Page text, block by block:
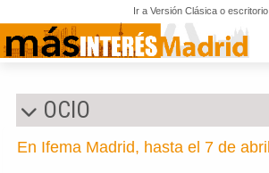
Ir a Versión Clásica o escritorio
OCIO
En Ifema Madrid, hasta el 7 de abril